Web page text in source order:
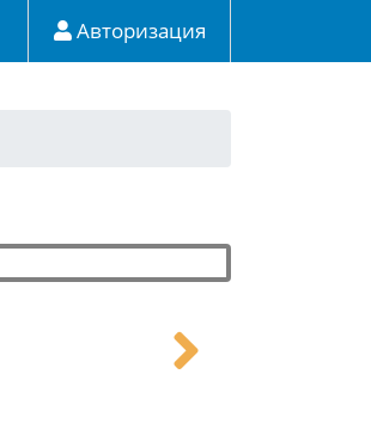
Авторизация